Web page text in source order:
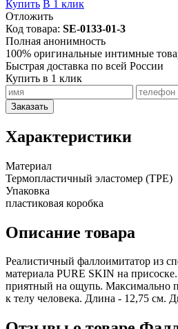
Купить В 1 клик
Отложить
Код товара: SE-0133-01-3
Полная анонимность
100% оригинальные интимные
Быстрая доставка по всей России
Купить в 1 клик
Заказать
Характеристики
Материал
Термопластичный эластомер (TPE)
Упаковка
пластиковая коробка
Описание товара
Реалистичный фаллоимитатор из
материала PURE SKIN на
приятный на ощупь. Максимально
к телу человека. Длина - 12,75 см.